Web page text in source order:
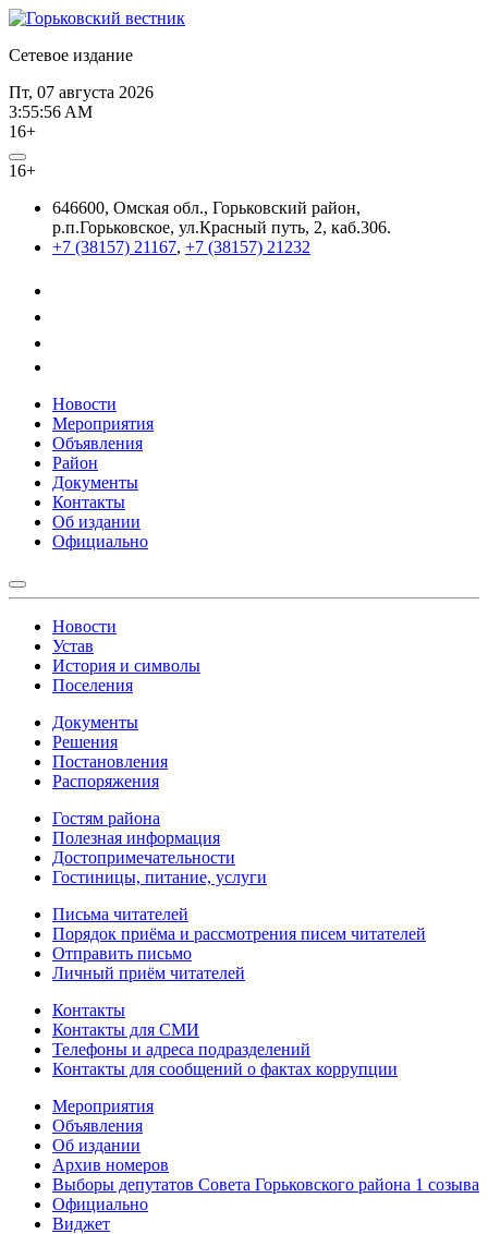
Сетевое издание
Пт, 07 августа 2026
3:55:56 AM
16+
16+
646600, Омская обл., Горьковский район,
р.п.Горьковское, ул.Красный путь, 2, каб.306.
+7 (38157) 21167, +7 (38157) 21232
Новости
Мероприятия
Объявления
Район
Документы
Контакты
Об издании
Официально
Новости
Устав
История и символы
Поселения
Документы
Решения
Постановления
Распоряжения
Гостям района
Полезная информация
Достопримечательности
Гостиницы, питание, услуги
Письма читателей
Порядок приёма и рассмотрения писем читателей
Отправить письмо
Личный приём читателей
Контакты
Контакты для СМИ
Телефоны и адреса подразделений
Контакты для сообщений о фактах коррупции
Мероприятия
Объявления
Об издании
Архив номеров
Выборы депутатов Совета Горьковского района 1 созыва
Официально
Виджет